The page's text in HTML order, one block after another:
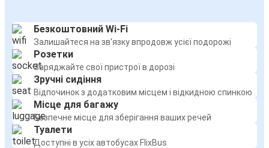
Канни
Брага
Лозанна
Брага
Брага
Канни
Безкоштовний Wi-Fi
Залишайтеся на зв'язку впродовж усієї подорожі
Розетки
Заряджайте свої пристрої в дорозі
Зручні сидіння
Відпочинок з додатковим місцем і відкидною спинкою
Місце для багажу
Безпечне місце для зберігання ваших речей
Туалети
Доступні в усіх автобусах FlixBus